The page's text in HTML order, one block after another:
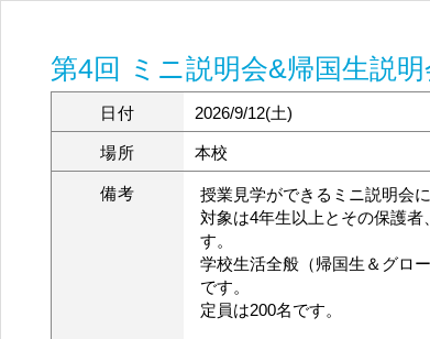
第4回 ミニ説明会&帰国生説明
日付 2026/9/12(土)
場所 本校
備考
授業見学ができるミニ説明会に
対象は4年生以上とその保護
す。
学校生活全般（帰国生＆グロ
です。
定員は200名です。